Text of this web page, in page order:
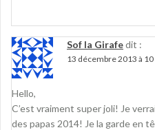
Sof la Girafedit :
13 décembre 2013 à 10
Hello,
C’est vraiment super joli! Je
des papas 2014! Je la garde en